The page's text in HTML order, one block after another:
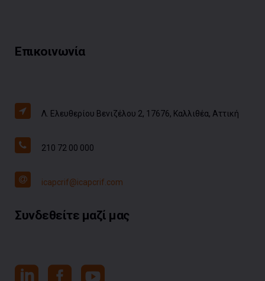
Επικοινωνία
Λ. Ελευθερίου Βενιζέλου 2, 17676, Καλλιθέα, Αττική
210 72 00 000
icapcrif@icapcrif.com
Συνδεθείτε μαζί μας